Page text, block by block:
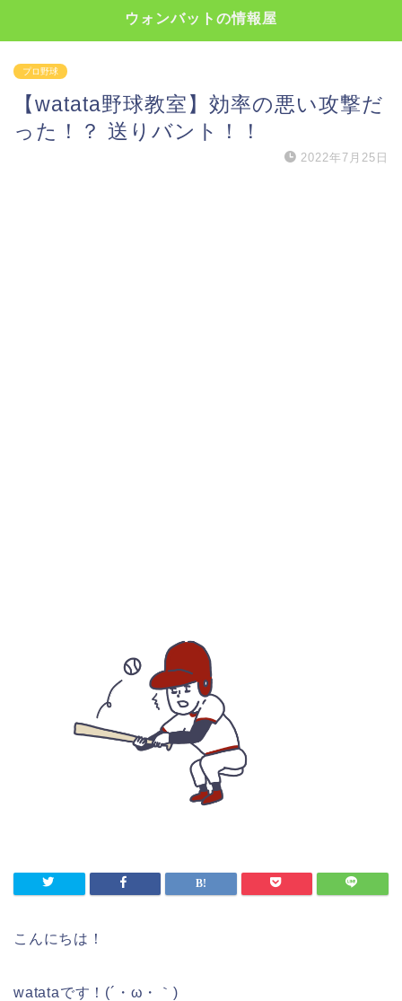
ウォンバットの情報屋
プロ野球
【watata野球教室】効率の悪い攻撃だ
った！？ 送りバント！！
2022年7月25日
こんにちは！
watataです！(´・ω・｀)